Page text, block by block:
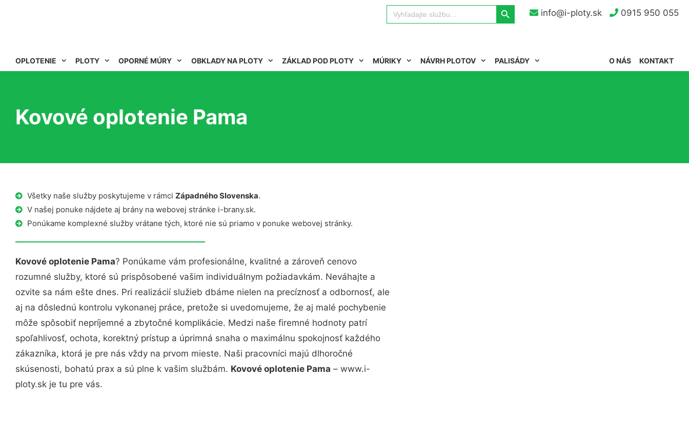
info@i-ploty.sk 0915 950 055
Search
for:
Search Button
OPLOTENIE PLOTY OPORNÉ MÚRY OBKLADY NA PLOTY ZÁKLAD POD PLOTY MÚRIKY NÁVRH PLOTOV PALISÁDY KONTAKT
O NÁS
Kovové oplotenie Pama
Všetky naše služby poskytujeme v rámci Západného Slovenska.
V našej ponuke nájdete aj brány na webovej stránke i-brany.sk.
Ponúkame komplexné služby vrátane tých, ktoré nie sú priamo v ponuke webovej stránky.
Kovové oplotenie Pama? Ponúkame vám profesionálne, kvalitné a zároveň cenovo
rozumné služby, ktoré sú prispôsobené vašim individuálnym požiadavkám. Neváhajte a
ozvite sa nám ešte dnes. Pri realizácií služieb dbáme nielen na precíznosť a odbornosť, ale
aj na dôslednú kontrolu vykonanej práce, pretože si uvedomujeme, že aj malé pochybenie
môže spôsobiť nepríjemné a zbytočné komplikácie. Medzi naše firemné hodnoty patrí
spoľahlivosť, ochota, korektný prístup a úprimná snaha o maximálnu spokojnosť každého
zákazníka, ktorá je pre nás vždy na prvom mieste. Naši pracovníci majú dlhoročné
skúsenosti, bohatú prax a sú plne k vašim službám. Kovové oplotenie Pama – www.i-
ploty.sk je tu pre vás.